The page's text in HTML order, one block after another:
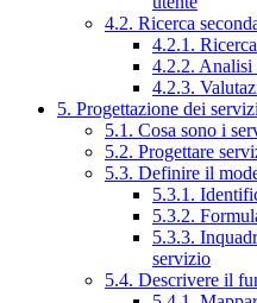
4.2. Ricerca
4.2.1.
4.2.2. Analisi
4.2.3.
5. Progettazione dei servizi
5.1. Cosa sono i
5.2. Progettare
5.3. Definire il
5.3.1.
5.3.2.
5.3.3.
servizio
5.4. Descrivere il